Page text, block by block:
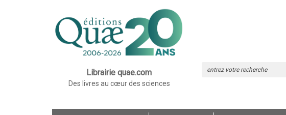
Librairie quae.com
Des livres au cœur des sciences